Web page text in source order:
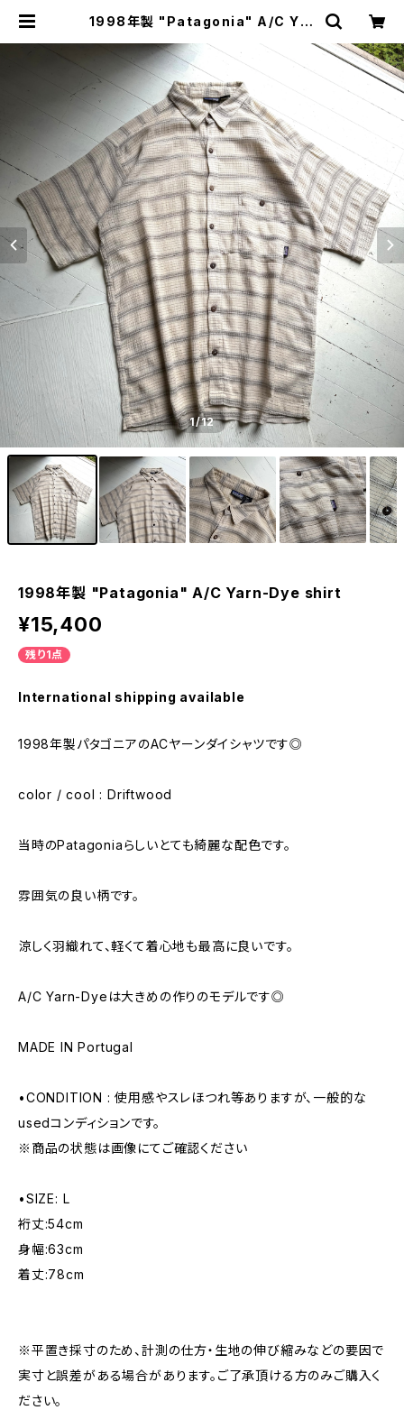
1998年製 "Patagonia" A/C Yar
1/12
1998年製 "Patagonia" A/C Yarn-Dye shirt
¥15,400
残り1点
International shipping available
1998年製パタゴニアのACヤーンダイシャツです◎
color / cool : Driftwood
当時のPatagoniaらしいとても綺麗な配色です。
雰囲気の良い柄です。
涼しく羽織れて、軽くて着心地も最高に良いです。
A/C Yarn-Dyeは大きめの作りのモデルです◎
MADE IN Portugal
•CONDITION : 使用感やスレほつれ等ありますが、一般的な
usedコンディションです。
※商品の状態は画像にてご確認ください
•SIZE: L
裄丈:54cm
身幅:63cm
着丈:78cm
※平置き採寸のため、計測の仕方・生地の伸び縮みなどの要因で
実寸と誤差がある場合があります。ご了承頂ける方のみご購入く
ださい。